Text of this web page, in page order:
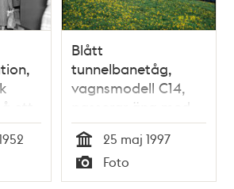
ett
Blått
tunnelbanetåg,
vagnsmodell C14,
passerar äng med
maskrosor år 1997
Tid
25 maj 1997
Typ
Foto